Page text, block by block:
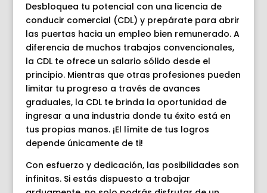
Desbloquea tu potencial con una licencia de
conducir comercial (CDL) y prepárate para abrir
las puertas hacia un empleo bien remunerado. A
diferencia de muchos trabajos convencionales,
la CDL te ofrece un salario sólido desde el
principio. Mientras que otras profesiones pueden
limitar tu progreso a través de avances
graduales, la CDL te brinda la oportunidad de
ingresar a una industria donde tu éxito está en
tus propias manos. ¡El límite de tus logros
depende únicamente de ti!
Con esfuerzo y dedicación, las posibilidades son
infinitas. Si estás dispuesto a trabajar